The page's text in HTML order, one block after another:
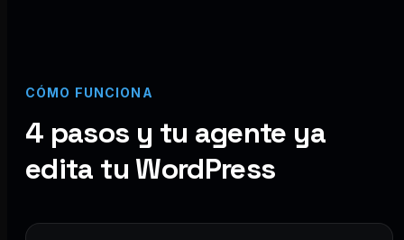
CÓMO FUNCIONA
4 pasos y tu agente ya
edita tu WordPress